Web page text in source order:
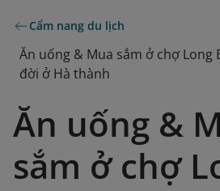
Cẩm nang du lịch
Ăn uống & Mua sắm ở chợ Long
đời ở Hà thành
Ăn uống &
sắm ở chợ